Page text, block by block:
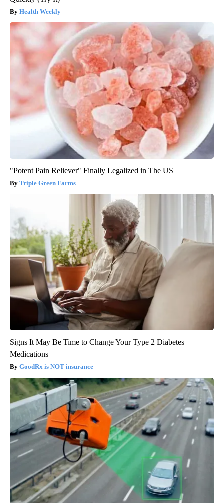
Health Weekly
"Potent Pain Reliever" Finally Legalized in The US
Triple Green Farms
Signs It May Be Time to Change Your Type 2 Diabetes
Medications
GoodRx is NOT insurance